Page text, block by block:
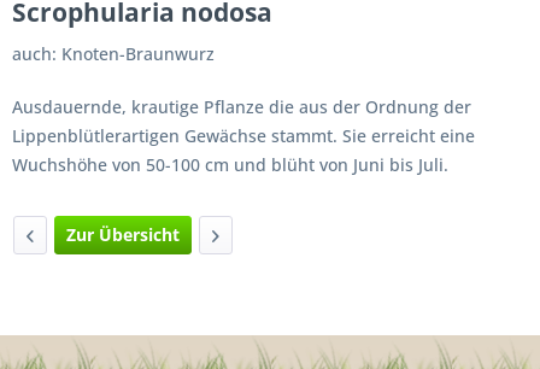
Scrophularia nodosa
auch: Knoten-Braunwurz
Ausdauernde, krautige Pflanze die aus der Ordnung der
Lippenblütlerartigen Gewächse stammt. Sie erreicht eine
Wuchshöhe von 50-100 cm und blüht von Juni bis Juli.
Zur Übersicht